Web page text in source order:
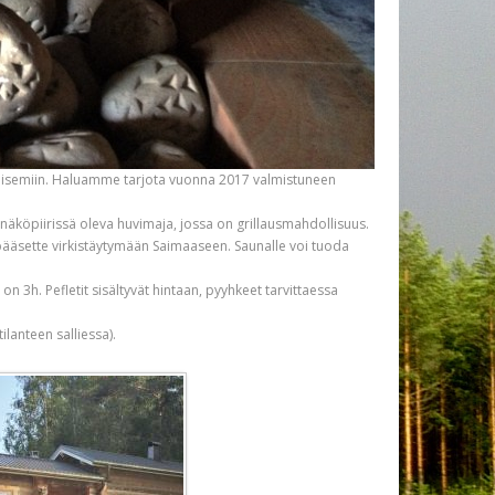
Haluamme tarjota vuonna 2017 valmistuneen
oleva huvimaja, jossa on grillausmahdollisuus.
virkistäytymään Saimaaseen. Saunalle voi tuoda
3h. Pefletit sisältyvät hintaan, pyyhkeet tarvittaessa
salliessa).